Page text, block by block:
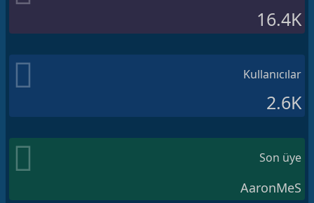
16.4K
Kullanıcılar
2.6K
Son üye
AaronMeS